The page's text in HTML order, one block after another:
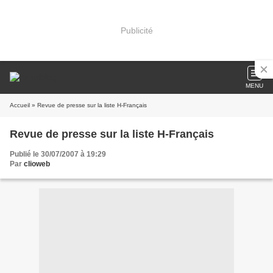
Publicité
MENU
Accueil » Revue de presse sur la liste H-Français
Revue de presse sur la liste H-Français
Publié le 30/07/2007 à 19:29
Par clioweb